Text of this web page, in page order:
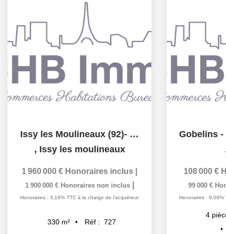
Issy les Moulineaux (92)- Top emplacement - A vendre - Bar...
, Issy les moulineaux
1 960 000 € Honoraires inclus
1 900 000 € Honoraires non inclus
Honoraires : 3,16% TTC à la charge de l'acquéreur
330 m² Réf : 727
108 000 €
99 000 €
Honoraires : 9,09%
4